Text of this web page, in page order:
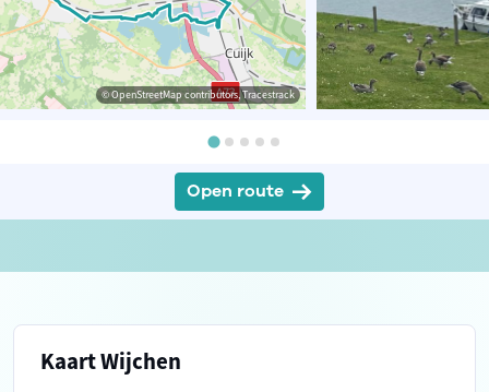
© OpenStreetMap contributors, Tracestrack
Open route
Kaart Wijchen